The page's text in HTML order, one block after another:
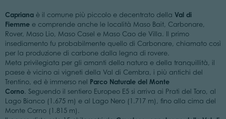
Caprianaè il comune più piccolo e decentrato della Val di
Fiemme e comprende anche le località Maso Bait, Carbonare,
Rover, Maso Lio, Maso Casel e Maso Cao de Villa. Il primo
insediamento fu probabilmente quello di Carbonare, chiamato così
per la produzione di carbone dalla legna di rovere.
Meta privilegiata per gli amanti della natura e della tranquillità, il
paese è vicino ai vigneti della Val di Cembra, i più antichi del
Trentino, ed è immerso nel Parco Naturale del Monte
Corno. Seguendo il sentiero Europeo E5 si arriva ai Prati del Toro, al
Lago Bianco (1.675 m) e al Lago Nero (1.717 m), fino alla cima del
Monte Corno (1.815 m).